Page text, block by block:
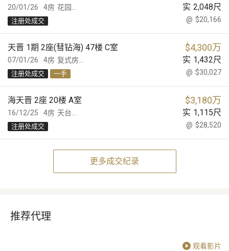
20/01/26 花园... 实 2,048尺
4房
@ $20,166
注册处成交
07/01/26
天晋 1期 2座(彗钻海) 47楼 C室 $4,300万
复式房... 实 1,432尺
4房
@ $30,027
注册处成交 一手
16/12/25
海天晋 2座 20楼 A室 $3,180万
天台... 实 1,115尺
4房
@ $28,520
注册处成交
更多成交纪录
推荐代理
观看影片